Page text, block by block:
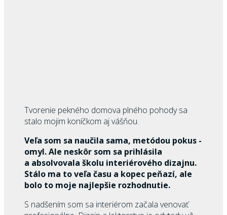
Tvorenie pekného domova plného pohody sa
stalo mojim koníčkom aj vášňou.
Veľa som sa naučila sama, metódou pokus -
omyl. Ale neskôr som sa prihlásila
a absolvovala školu interiérového dizajnu.
Stálo ma to veľa času a kopec peňazí, ale
bolo to moje najlepšie rozhodnutie.
S nadšením som sa interiérom začala venovať